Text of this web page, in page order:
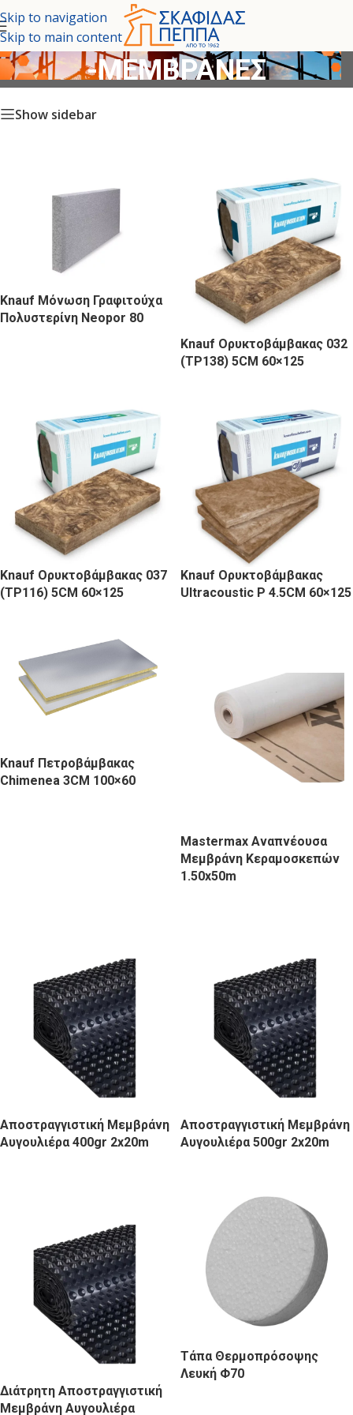
Skip to navigation
Skip to main contentΜΟΝΩΤΙΚΑ ΥΛΙΚΑ
-ΜΕΜΒΡΑΝΕΣ
Show sidebar
Knauf Μόνωση Γραφιτούχα
Πολυστερίνη Neopor 80
Knauf Ορυκτοβάμβακας 032
(TP138) 5CM 60×125
Knauf Ορυκτοβάμβακας 037
(TP116) 5CM 60×125
Knauf Ορυκτοβάμβακας
Ultracoustic P 4.5CM 60×125
Knauf Πετροβάμβακας
Chimenea 3CM 100×60
Mastermax Αναπνέουσα
Μεμβράνη Κεραμοσκεπών
1.50x50m
Αποστραγγιστική Μεμβράνη
Αυγουλιέρα 400gr 2x20m
Αποστραγγιστική Μεμβράνη
Αυγουλιέρα 500gr 2x20m
Διάτρητη Αποστραγγιστική
Μεμβράνη Αυγουλιέρα
Τάπα Θερμοπρόσοψης
Λευκή Φ70